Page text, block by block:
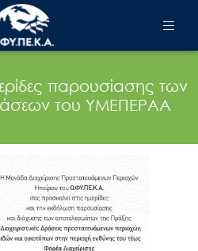
παρουσίασης των
του ΥΜΕΠΕΡΑΑ